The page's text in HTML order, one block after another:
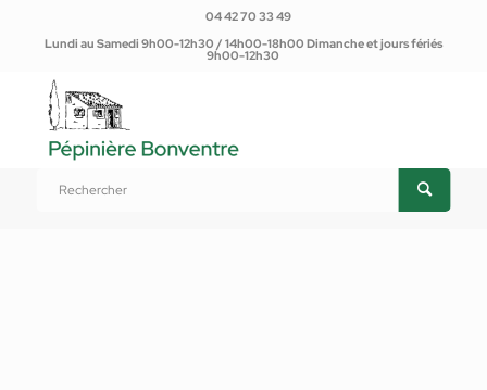
04 42 70 33 49
Lundi au Samedi 9h00-12h30 / 14h00-18h00 Dimanche et jours fériés
9h00-12h30
Rosier de Banks